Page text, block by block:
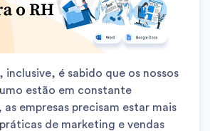
é sabido que os nossos
estão em constante
empresas precisam estar mais
de marketing e vendas